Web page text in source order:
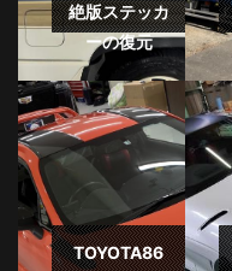
絶版ステッカ
ーの復元
TOYOTA86